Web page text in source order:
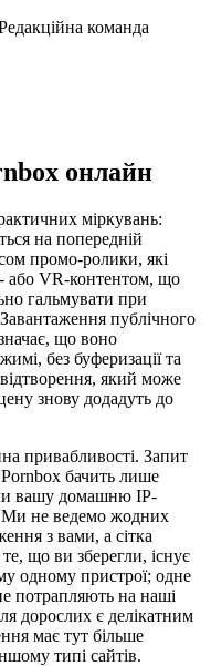
команда
онлайн
міркувань:
на попередній
промо-ролики, які
або VR-контентом, що
гальмувати при
публічного
що воно
без буферизації та
який може
знову додадуть до
привабливості. Запит
бачить лише
вашу домашню IP-
Ми не ведемо жодних
з вами, а сітка
що ви зберегли, існує
одному пристрої; одне
потрапляють на наші
дорослих є делікатним
має тут більше
типі сайтів.